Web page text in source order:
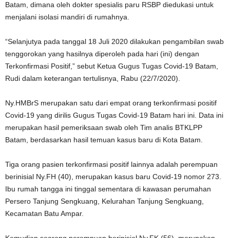
Batam, dimana oleh dokter spesialis paru RSBP diedukasi untuk
menjalani isolasi mandiri di rumahnya.
“Selanjutya pada tanggal 18 Juli 2020 dilakukan pengambilan swab
tenggorokan yang hasilnya diperoleh pada hari (ini) dengan
Terkonfirmasi Positif,” sebut Ketua Gugus Tugas Covid-19 Batam,
Rudi dalam keterangan tertulisnya, Rabu (22/7/2020).
Ny.HMBrS merupakan satu dari empat orang terkonfirmasi positif
Covid-19 yang dirilis Gugus Tugas Covid-19 Batam hari ini. Data ini
merupakan hasil pemeriksaan swab oleh Tim analis BTKLPP
Batam, berdasarkan hasil temuan kasus baru di Kota Batam.
Tiga orang pasien terkonfirmasi positif lainnya adalah perempuan
berinisial Ny.FH (40), merupakan kasus baru Covid-19 nomor 273.
Ibu rumah tangga ini tinggal sementara di kawasan perumahan
Persero Tanjung Sengkuang, Kelurahan Tanjung Sengkuang,
Kecamatan Batu Ampar.